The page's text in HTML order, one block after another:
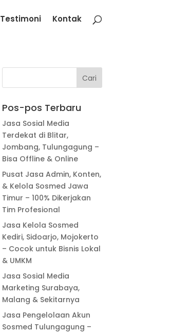
Testimoni Kontak
Pos-pos Terbaru
Jasa Sosial Media
Terdekat di Blitar,
Jombang, Tulungagung –
Bisa Offline & Online
Pusat Jasa Admin, Konten,
& Kelola Sosmed Jawa
Timur – 100% Dikerjakan
Tim Profesional
Jasa Kelola Sosmed
Kediri, Sidoarjo, Mojokerto
– Cocok untuk Bisnis Lokal
& UMKM
Jasa Sosial Media
Marketing Surabaya,
Malang & Sekitarnya
Jasa Pengelolaan Akun
Sosmed Tulungagung –